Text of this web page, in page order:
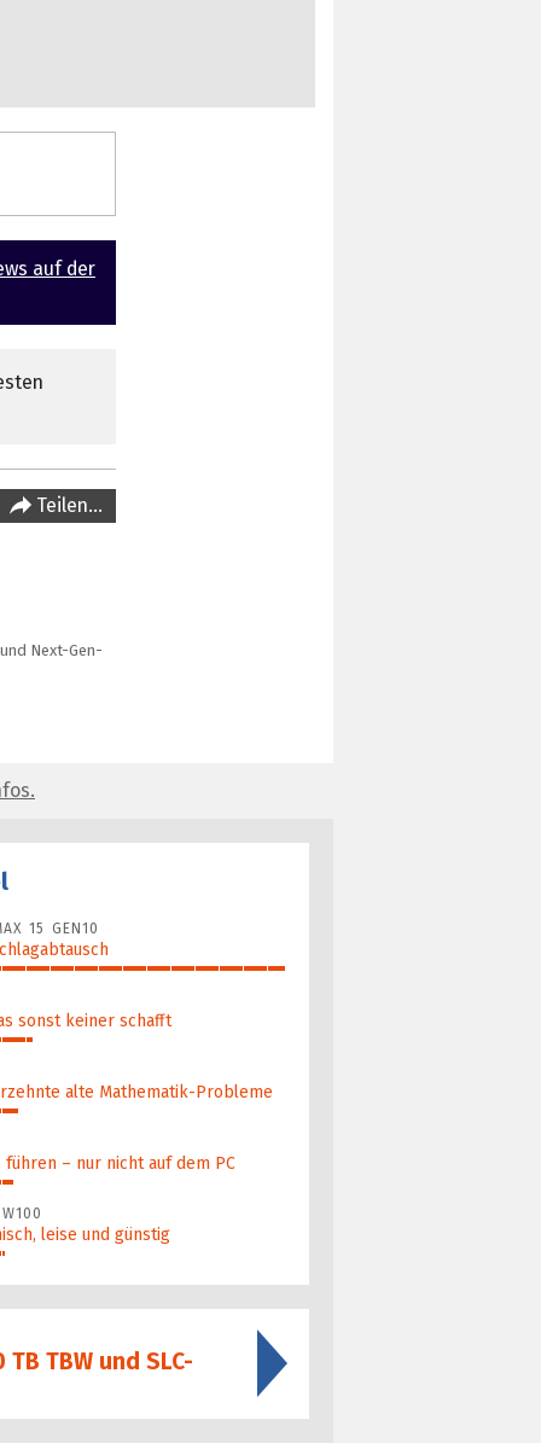
auf der
Teilen…
Next-Gen-
15 GEN10
sonst keiner schafft
alte Ma­thematik-Pro­ble­me
führen – nur nicht auf dem PC
leise und günstig
TBW und SLC-